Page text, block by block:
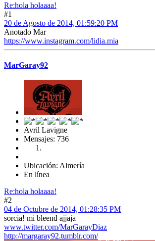
Re:hola holaaaa!
#1
20 de Agosto de 2014, 01:59:20 PM
Anotado Mar
https://www.instagram.com/lidia.mia
MarGaray92
Avril Lavigne
Mensajes: 736
Ubicación: Almería
En línea
Re:hola holaaaa!
#2
04 de Octubre de 2014, 01:28:35 PM
sorcia! mi bleend ajjaja
www.twitter.com/MarGarayDiaz
http://margaray92.tumblr.com/